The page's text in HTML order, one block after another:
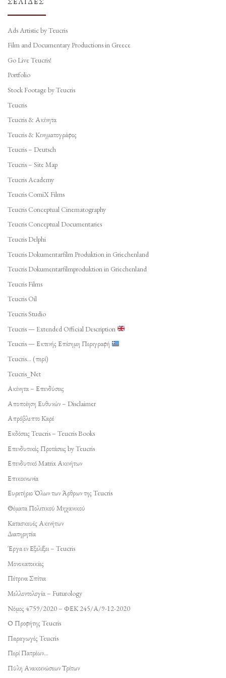
Ads Artistic by Teucris
Film and Documentary Productions in Greece
Go Live Teucris!
Portfolio
Stock Footage by Teucris
Teucris
Teucris & Ακίνητα
Teucris & Κινηματογράφος
Teucris – Deutsch
Teucris – Site Map
Teucris Academy
Teucris ComiX Films
Teucris Conceptual Cinematography
Teucris Conceptual Documentaries
Teucris Delphi
Teucris Dokumentarfilm Produktion in Griechenland
Teucris Dokumentarfilmproduktion in Griechenland
Teucris Films
Teucris Oil
Teucris Studio
Teucris — Extended Official Description
Teucris — Εκτενής Επίσημη Περιγραφή
Teucris… (περί)
Teucris_Net
Ακίνητα – Επενδύσεις
Αποποίηση Ευθυνών – Disclaimer
Απρόβλεπτο Καρέ
Εκδόσεις Teucris – Teucris Books
Επενδυτικές Προτάσεις by Teucris
Επενδυτικό Matrix Ακινήτων
Επικοινωνία
Ευρετήριο Όλων των Άρθρων της Teucris
Θέματα Πολιτικού Μηχανικού
Κατασκευές Ακινήτων
Διατηρητέα
Έργα εν Εξελίξει – Teucris
Μονοκατοικίες
Πέτρινα Σπίτια
Μελλοντολογία – Futurology
Νόμος 4759/2020 – ΦΕΚ 245/Α/9-12-2020
Ο Προφήτης Teucris
Παραγωγές Teucris
Περί Πατρέων…
Πύλη Ανακοινώσεων Τρίτων